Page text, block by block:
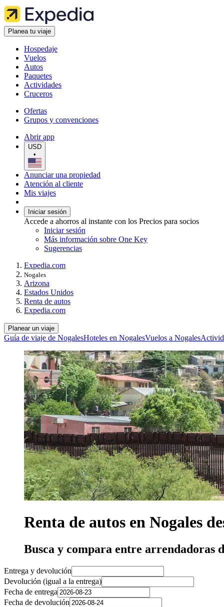
Planea tu viaje
Hospedaje
Vuelos
Autos
Paquetes
Actividades
Cruceros
Ofertas
Grupos y convenciones
Abrir app
USD
•
Anunciar una propiedad
Atención al cliente
Mis viajes
Iniciar sesión
Accede a ahorros al instante con los Precios para socios
Iniciar sesión
Más información sobre One Key
Sugerencias
Expedia.com
Nogales
Arizona
Estados Unidos
Renta de autos
Expedia.com
Planear un viaje
Guía de viaje de NogalesHoteles en NogalesVuelos a Nogales
Renta de autos en Nogales
Busca y compara entre arrendadoras
Entrega y devolución
Devolución (igual a la entrega)
Fecha de entrega
Fecha de devolución